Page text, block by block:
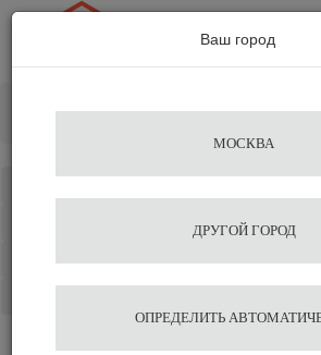
Ваш город
МОСКВА
ДРУГОЙ ГОРОД
ОПРЕДЕЛИТЬ